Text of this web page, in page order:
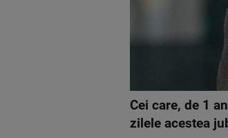
Cei care, de 1
zilele acestea